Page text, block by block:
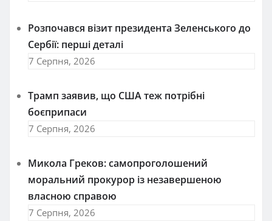
Розпочався візит президента Зеленського до
Сербії: перші деталі
7 Серпня, 2026
Трамп заявив, що США теж потрібні
боєприпаси
7 Серпня, 2026
Микола Греков: самопроголошений
моральний прокурор із незавершеною
власною справою
7 Серпня, 2026